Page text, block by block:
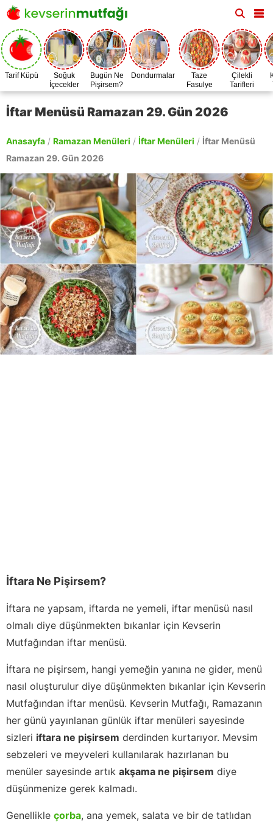
Tarif Küpü
Soğuk
İçecekler
Bugün Ne
Pişirsem?
Dondurmalar
Taze
Fasulye
Zamanı
Çilekli
Tarifleri
İftar Menüsü Ramazan 29. Gün 2026
Anasayfa / Ramazan Menüleri / İftar Menüleri / İftar Menüsü
Ramazan 29. Gün 2026
İftara Ne Pişirsem?
İftara ne yapsam, iftarda ne yemeli, iftar menüsü nasıl
olmalı diye düşünmekten bıkanlar için Kevserin
Mutfağından iftar menüsü.
İftara ne pişirsem, hangi yemeğin yanına ne gider, menü
nasıl oluşturulur diye düşünmekten bıkanlar için Kevserin
Mutfağından iftar menüsü. Kevserin Mutfağı, Ramazanın
her günü yayınlanan günlük iftar menüleri sayesinde
sizleri iftara ne pişirsem derdinden kurtarıyor. Mevsim
sebzeleri ve meyveleri kullanılarak hazırlanan bu
menüler sayesinde artık akşama ne pişirsem diye
düşünmenize gerek kalmadı.
Genellikle çorba, ana yemek, salata ve bir de tatlıdan